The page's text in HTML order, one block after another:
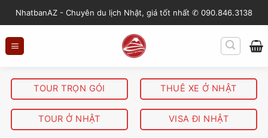
NhatbanAZ - Chuyên du lịch Nhật, giá tốt nhất ✆ 090.846.3138
TOUR TRỌN GÓI
TOUR Ở NHẬT
THUÊ XE Ở NHẬT
VISA ĐI NHẬT